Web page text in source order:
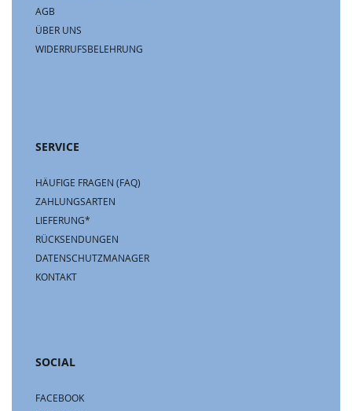
AGB
ÜBER UNS
WIDERRUFSBELEHRUNG
SERVICE
HÄUFIGE FRAGEN (FAQ)
ZAHLUNGSARTEN
LIEFERUNG*
RÜCKSENDUNGEN
DATENSCHUTZMANAGER
KONTAKT
SOCIAL
FACEBOOK